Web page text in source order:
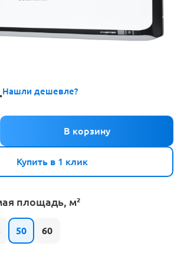
Нашли дешевле?
Купить в 1 клик
площадь, м²
50 60